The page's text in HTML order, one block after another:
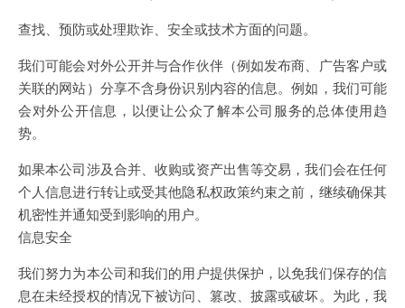
查找、预防或处理欺诈、安全或技术方面的问题。
我们可能会对外公开并与合作伙伴（例如发布商、广告客户或
关联的网站）分享不含身份识别内容的信息。例如，我们可能
会对外公开信息，以便让公众了解本公司服务的总体使用趋
势。
如果本公司涉及合并、收购或资产出售等交易，我们会在任何
个人信息进行转让或受其他隐私权政策约束之前，继续确保其
机密性并通知受到影响的用户。
信息安全
我们努力为本公司和我们的用户提供保护，以免我们保存的信
息在未经授权的情况下被访问、篡改、披露或破坏。为此，我